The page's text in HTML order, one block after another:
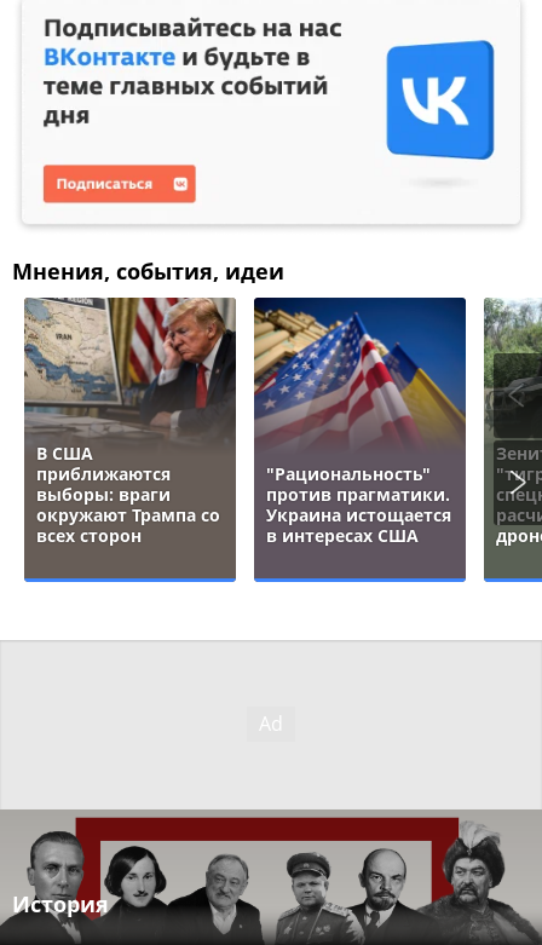
Мнения, события, идеи
В США
приближаются
выборы: враги
окружают Трампа со
всех сторон
"Рациональность"
против прагматики.
Украина истощается
в интересах США
История